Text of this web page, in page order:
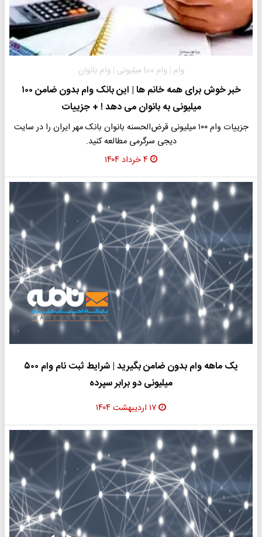
وام | وام 100 میلیونی | وام بانوان
خبر خوش برای همه خانم ها | این بانک وام بدون ضامن ۱۰۰
میلیونی به بانوان می دهد ! + جزییات
جزییات وام ۱۰۰ میلیونی قرض‌الحسنه بانوان بانک مهر ایران را در سایت
دیجی سرگرمی مطالعه کنید.
۴ خرداد ۱۴۰۴
یک ماهه وام بدون ضامن بگیرید | شرایط ثبت نام وام ۵۰۰
میلیونی دو برابر سپرده
۱۷ اردیبهشت ۱۴۰۴